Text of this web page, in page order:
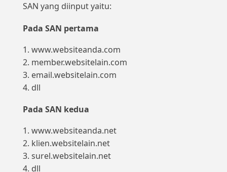
SAN yang diinput yaitu:
Pada SAN pertama
www.websiteanda.com
member.websitelain.com
email.websitelain.com
dll
Pada SAN kedua
www.websiteanda.net
klien.websitelain.net
surel.websitelain.net
dll